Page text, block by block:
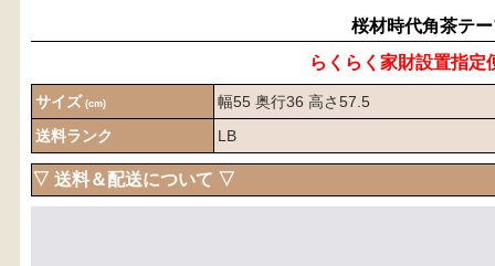
桜材時代角茶テ
らくらく家財設置指定
サイズ (cm)
幅55 奥行36 高さ57.5
送料ランク
LB
▽ 送料＆配送について ▽